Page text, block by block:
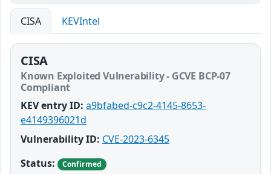
CISA KEVIntel
CISA
Known Exploited Vulnerability - GCVE BCP-07
Compliant
KEV entry ID: a9bfabed-c9c2-4145-8653-
e4149396021d
Vulnerability ID: CVE-2023-6345
Status:
Confirmed